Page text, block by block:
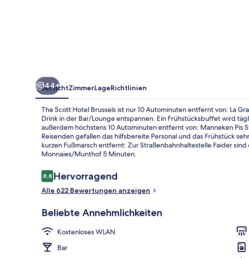
44+
ÜbersichtZimmerLageRichtlinien
The Scott Hotel Brussels ist nur 10 Autominuten entfernt von: La
Drink in der Bar/Lounge entspannen. Ein Frühstücksbuffet wird
außerdem höchstens 10 Autominuten entfernt von: Manneken Pis
Reisenden gefallen das hilfsbereite Personal und das Frühstück
kurzen Fußmarsch entfernt: Zur Straßenbahnhaltestelle Faider
Monnaies/Munthof 5 Minuten.
Bewertungen
8,88,8 von 10.
Hervorragend
Alle 622 Bewertungen anzeigen
Beliebte Annehmlichkeiten
Kostenloses WLAN
Bar